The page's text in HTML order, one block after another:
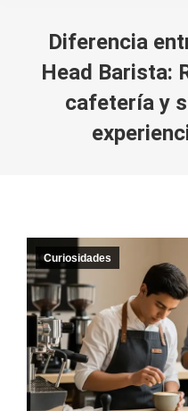
Diferencia
Head Barista:
cafetería y
Curiosidades